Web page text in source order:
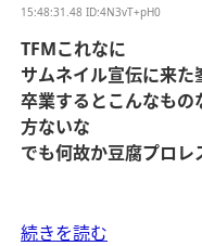
15:48:31.48 ID:4N3vT+pH0
TFMこれなに
サムネイル宣伝に来た
卒業するとこんなも
方ないな
でも何故か豆腐プロ
続きを読む